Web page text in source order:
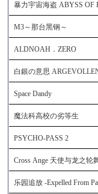
暴力宇宙海盗 ABYSS OF
M3～那台黑钢～
ALDNOAH．ZERO
白銀の意思
Space Dandy
魔法科高校の劣等生
PSYCHO-PASS 2
Cross Ange 天使与龙之轮
乐园追放 -Expelled From